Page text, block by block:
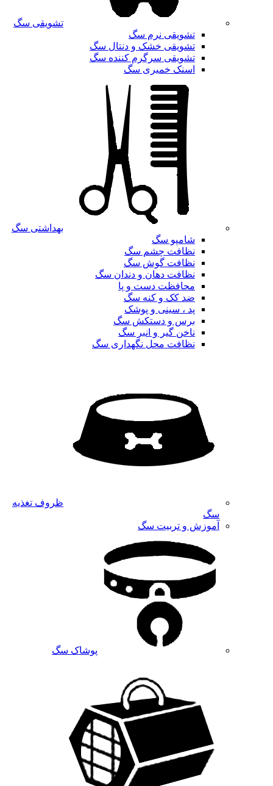
تشویقی سگ
تشویقی نرم سگ
تشویقی خشک و دنتال سگ
تشویقی سرگرم کننده سگ
اسنک خمیری سگ
بهداشتی سگ
شامپو سگ
نظافت چشم سگ
نظافت گوش سگ
نظافت دهان و دندان سگ
محافظت دست و پا
ضد کک و کنه سگ
پد ، سینی و پوشک
برس و دستکش سگ
ناخن گیر و انبر سگ
نظافت محل نگهداری سگ
ظروف تغذیه
سگ
آموزش و تربیت سگ
پوشاک سگ